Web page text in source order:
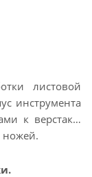
листовой
инструмента
к верстаку,
ножей.